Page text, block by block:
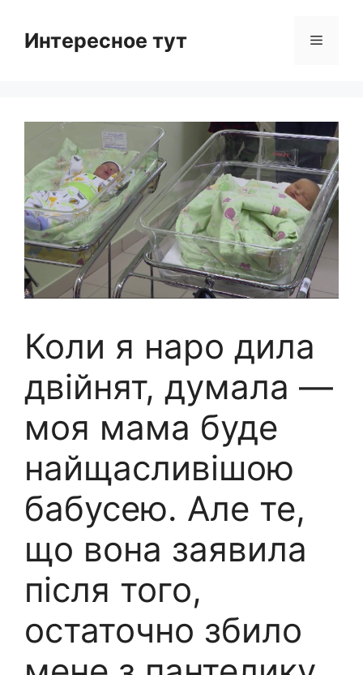
contentИнтересное тут Menu
Коли я наро дила
двійнят, думала —
моя мама буде
найщасливішою
бабусею. Але те,
що вона заявила
після того,
остаточно збило